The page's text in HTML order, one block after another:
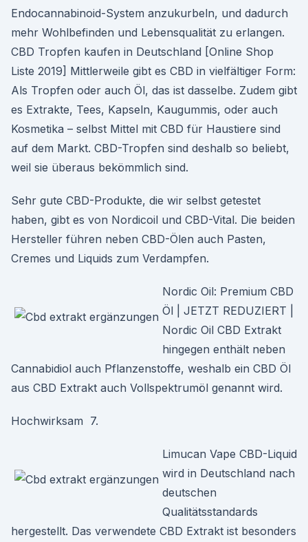
Endocannabinoid-System anzukurbeln, und dadurch
mehr Wohlbefinden und Lebensqualität zu erlangen.
CBD Tropfen kaufen in Deutschland [Online Shop
Liste 2019] Mittlerweile gibt es CBD in vielfältiger Form:
Als Tropfen oder auch Öl, das ist dasselbe. Zudem gibt
es Extrakte, Tees, Kapseln, Kaugummis, oder auch
Kosmetika – selbst Mittel mit CBD für Haustiere sind
auf dem Markt. CBD-Tropfen sind deshalb so beliebt,
weil sie überaus bekömmlich sind.
Sehr gute CBD-Produkte, die wir selbst getestet
haben, gibt es von Nordicoil und CBD-Vital. Die beiden
Hersteller führen neben CBD-Ölen auch Pasten,
Cremes und Liquids zum Verdampfen.
Nordic Oil: Premium CBD
Öl | JETZT REDUZIERT |
Nordic Oil CBD Extrakt
hingegen enthält neben
Cannabidiol auch Pflanzenstoffe, weshalb ein CBD Öl
aus CBD Extrakt auch Vollspektrumöl genannt wird.
Hochwirksam 7.
Limucan Vape CBD-Liquid
wird in Deutschland nach
deutschen
Qualitätsstandards
hergestellt. Das verwendete CBD Extrakt ist besonders